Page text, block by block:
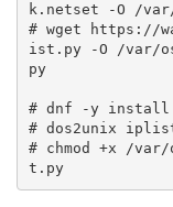
k.netset -O /
# wget https://
ist.py -O /var/
py
# dnf -y install
# dos2unix
# chmod +x /
t.py